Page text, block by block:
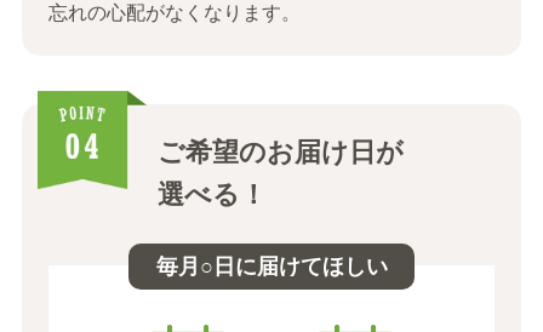
忘れの心配がなくなります。
ご希望のお届け日が
選べる！
毎月○日に届けてほしい